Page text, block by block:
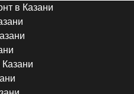
в Казани